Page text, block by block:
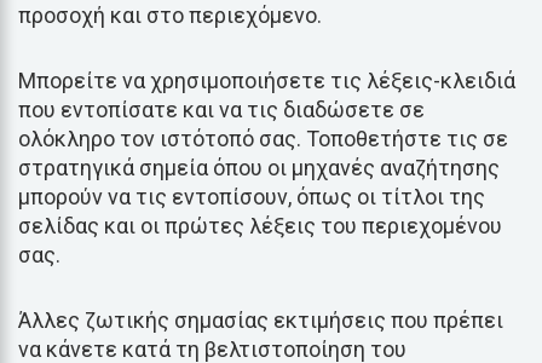
προσοχή και στο περιεχόμενο.
Μπορείτε να χρησιμοποιήσετε τις λέξεις-κλειδιά
που εντοπίσατε και να τις διαδώσετε σε
ολόκληρο τον ιστότοπό σας. Τοποθετήστε τις σε
στρατηγικά σημεία όπου οι μηχανές αναζήτησης
μπορούν να τις εντοπίσουν, όπως οι τίτλοι της
σελίδας και οι πρώτες λέξεις του περιεχομένου
σας.
Άλλες ζωτικής σημασίας εκτιμήσεις που πρέπει
να κάνετε κατά τη βελτιστοποίηση του